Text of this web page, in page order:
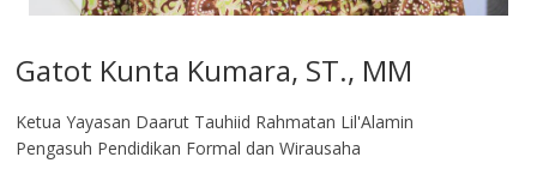
Gatot Kunta Kumara, ST., MM
Ketua Yayasan Daarut Tauhiid Rahmatan Lil'Alamin
Pengasuh Pendidikan Formal dan Wirausaha